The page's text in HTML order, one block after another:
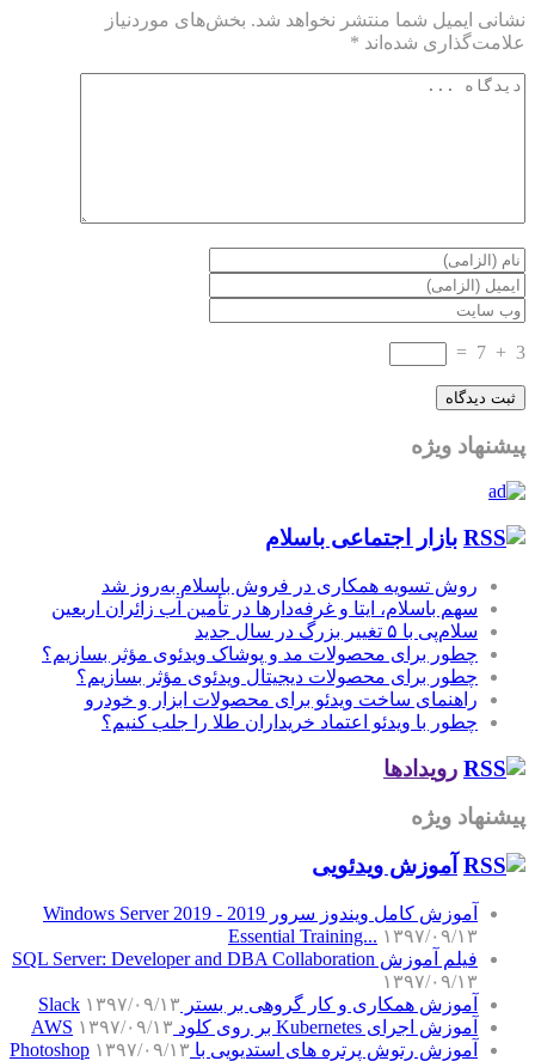
نشانی ایمیل شما منتشر نخواهد شد. بخش‌های موردنیاز
علامت‌گذاری شده‌اند *
3
+
7
=
پیشنهاد ویژه
بازار اجتماعی باسلام
روش تسویه همکاری در فروش باسلام به‌روز شد
سهم باسلام، ایتا و غرفه‌دارها در تأمین آب زائران اربعین
سلام‌پی با ۵ تغییر بزرگ در سال جدید
چطور برای محصولات مد و پوشاک ویدئوی مؤثر بسازیم؟
چطور برای محصولات دیجیتال ویدئوی مؤثر بسازیم؟
راهنمای ساخت ویدئو برای محصولات ابزار و خودرو
چطور با ویدئو اعتماد خریداران طلا را جلب کنیم؟
رویدادها
پیشنهاد ویژه
آموزش‌ ویدئویی
آموزش کامل ویندوز سرور 2019 - Windows Server 2019
Essential Training... ۱۳۹۷/۰۹/۱۳
فیلم آموزش SQL Server: Developer and DBA Collaboration
۱۳۹۷/۰۹/۱۳
آموزش همکاری و کار گروهی بر بستر Slack ۱۳۹۷/۰۹/۱۳
آموزش اجرای Kubernetes بر روی کلود AWS
۱۳۹۷/۰۹/۱۳
آموزش رتوش پرتره های استدیویی با Photoshop ۱۳۹۷/۰۹/۱۳